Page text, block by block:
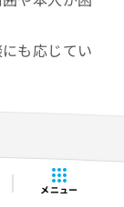
メニュー
も応じてい
はこちら